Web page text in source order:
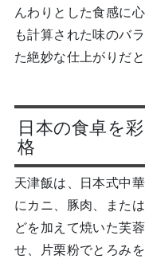
んわりとした食感に
も計算された味のバ
た絶妙な仕上がりだ
日本の食卓を
格
天津飯は、日本式中
にカニ、豚肉、また
どを加えて焼いた芙
せ、片栗粉でとろみ